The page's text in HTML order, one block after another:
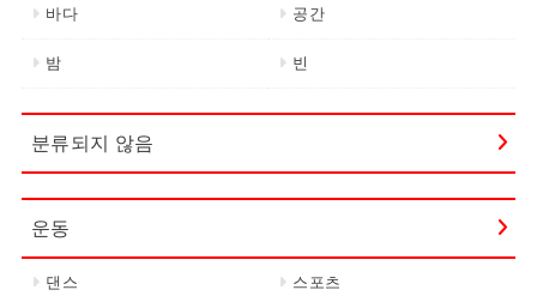
바다 공간
밤 빈
분류되지 않음
운동
댄스 스포츠